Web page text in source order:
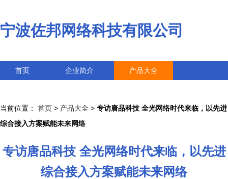
宁波佐邦网络科技有限公司
首页 企业简介 产品大全
当前位置： 首页 > 产品大全 > 专访唐品科技 全光网络时代来临，以先进
综合接入方案赋能未来网络
专访唐品科技 全光网络时代来临，以先进
综合接入方案赋能未来网络